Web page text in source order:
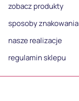
zobacz produkty
sposoby znakowania
nasze realizacje
regulamin sklepu